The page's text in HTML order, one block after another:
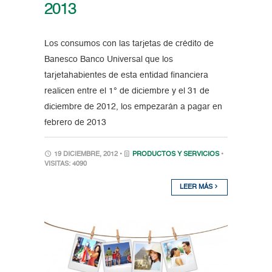
2013
Los consumos con las tarjetas de crédito de
Banesco Banco Universal que los
tarjetahabientes de esta entidad financiera
realicen entre el 1° de diciembre y el 31 de
diciembre de 2012, los empezarán a pagar en
febrero de 2013
19 DICIEMBRE, 2012 • PRODUCTOS Y SERVICIOS •
VISITAS: 4090
LEER MÁS